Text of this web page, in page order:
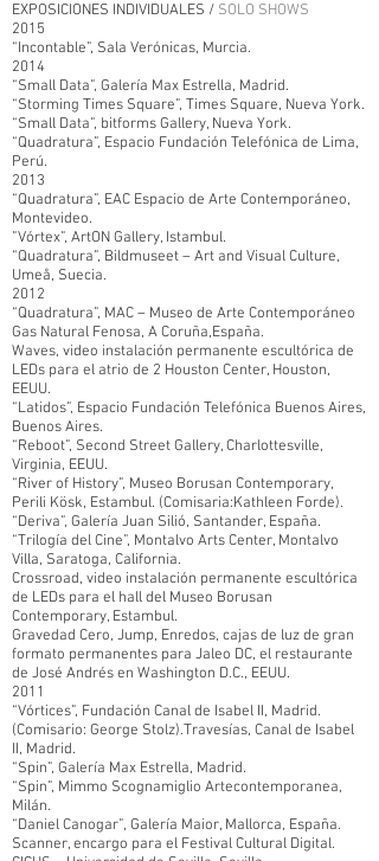
EXPOSICIONES INDIVIDUALES / SOLO SHOWS
2015
“Incontable”, Sala Verónicas, Murcia.
2014
“Small Data”, Galería Max Estrella, Madrid.
“Storming Times Square”, Times Square, Nueva York.
“Small Data”, bitforms Gallery, Nueva York.
“Quadratura”, Espacio Fundación Telefónica de Lima,
Perú.
2013
“Quadratura”, EAC Espacio de Arte Contemporáneo,
Montevideo.
”Vórtex”, ArtON Gallery, Istambul.
“Quadratura”, Bildmuseet – Art and Visual Culture,
Umeå, Suecia.
2012
“Quadratura”, MAC – Museo de Arte Contemporáneo
Gas Natural Fenosa, A Coruña,España.
Waves, video instalación permanente escultórica de
LEDs para el atrio de 2 Houston Center, Houston,
EEUU.
“Latidos”, Espacio Fundación Telefónica Buenos Aires,
Buenos Aires.
“Reboot”, Second Street Gallery, Charlottesville,
Virginia, EEUU.
“River of History”, Museo Borusan Contemporary,
Perili Kösk, Estambul. (Comisaria:Kathleen Forde).
“Deriva”, Galería Juan Silió, Santander, España.
“Trilogía del Cine”, Montalvo Arts Center, Montalvo
Villa, Saratoga, California.
Crossroad, video instalación permanente escultórica
de LEDs para el hall del Museo Borusan
Contemporary, Estambul.
Gravedad Cero, Jump, Enredos, cajas de luz de gran
formato permanentes para Jaleo DC, el restaurante
de José Andrés en Washington D.C., EEUU.
2011
“Vórtices”, Fundación Canal de Isabel II, Madrid.
(Comisario: George Stolz).Travesías, Canal de Isabel
II, Madrid.
“Spin”, Galería Max Estrella, Madrid.
“Spin”, Mimmo Scognamiglio Artecontemporanea,
Milán.
“Daniel Canogar”, Galería Maior, Mallorca, España.
Scanner, encargo para el Festival Cultural Digital.